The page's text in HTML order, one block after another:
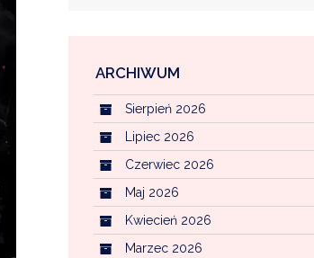
WFOŚ CZYSTE
CENTRALNA
ODPADAMI KOMUNALNYMI
ARCHIWUM
Sierpień 2026
Lipiec 2026
Czerwiec 2026
Maj 2026
Kwiecień 2026
Marzec 2026